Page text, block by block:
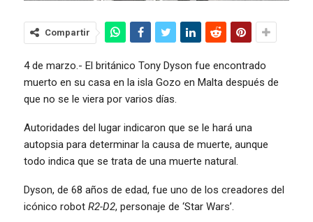
Compartir
4 de marzo.- El británico Tony Dyson fue encontrado
muerto en su casa en la isla Gozo en Malta después de
que no se le viera por varios días.
Autoridades del lugar indicaron que se le hará una
autopsia para determinar la causa de muerte, aunque
todo indica que se trata de una muerte natural.
Dyson, de 68 años de edad, fue uno de los creadores del
icónico robot R2-D2, personaje de ‘Star Wars’.